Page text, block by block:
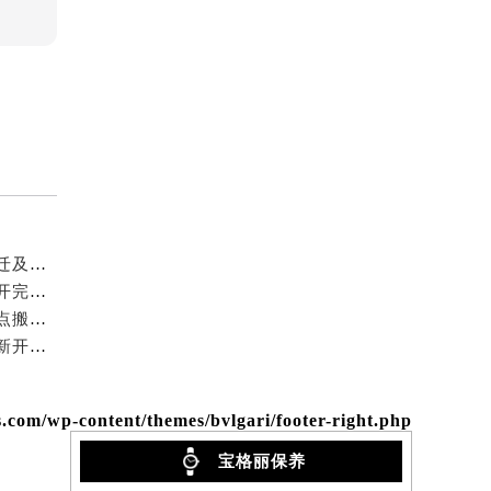
2026年6月宝格丽表友必备文本：官方保养维修中心搬迁及新开列表
2026年6月宝格丽表友必读：官方保养维修中心搬迁新开完整名录
2026年5月宝格丽表友必备补充修订最终信息：售后网点搬迁及新开
2026年5月宝格丽官方维修服务中心保养点地址变更及新开补充店文件
wp-content/themes/bvlgari/footer-right.php
宝格丽保养